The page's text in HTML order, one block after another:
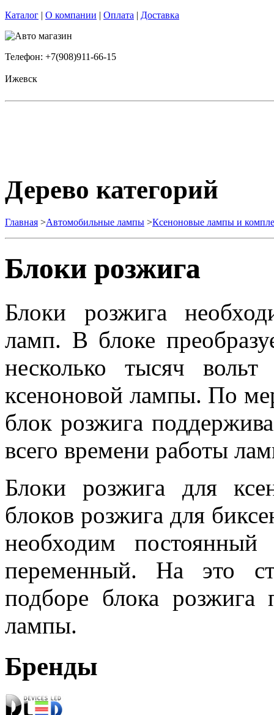
Каталог | О компании | Оплата | Доставка
Телефон: +7(908)911-66-15
Ижевск
Дерево категорий
Главная >Автомобильные лампы >Ксеноновые лампы и
Блоки розжига
Блоки розжига
ламп. В блоке
несколько тысяч
ксеноновой лампы. По
блок розжига
всего времени работы
Блоки розжига для
блоков розжига для
необходим
переменный. На это
подборе блока розжига
лампы.
Бренды